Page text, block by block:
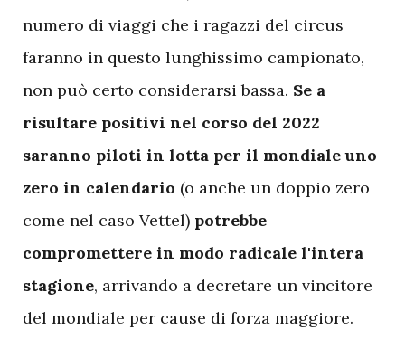
numero di viaggi che i ragazzi del circus
faranno in questo lunghissimo campionato,
non può certo considerarsi bassa. Se a
risultare positivi nel corso del 2022
saranno piloti in lotta per il mondiale uno
zero in calendario (o anche un doppio zero
come nel caso Vettel) potrebbe
compromettere in modo radicale l'intera
stagione, arrivando a decretare un vincitore
del mondiale per cause di forza maggiore.